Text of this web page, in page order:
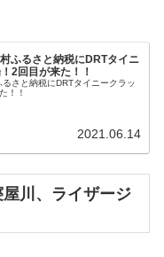
ふるさと納税にDRTタイニ
2回目が来た！！
さと納税にDRTタイニークラッ
！！
2021.06.14
川、ライザージ